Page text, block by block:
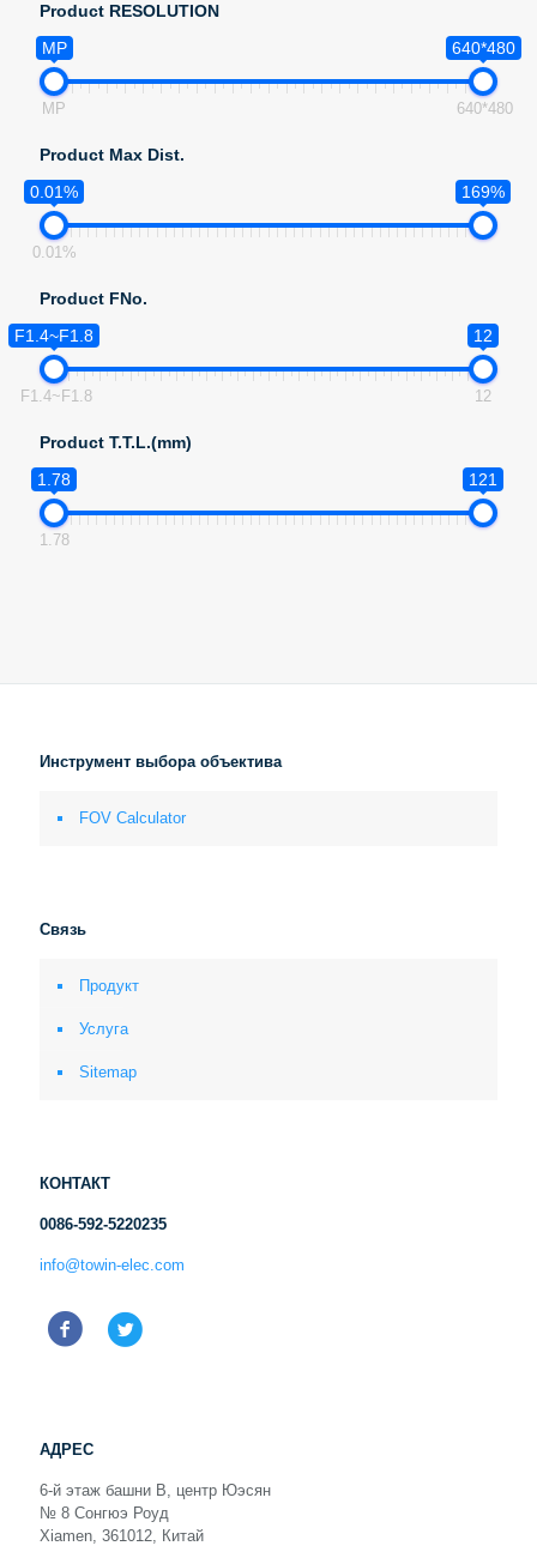
Product RESOLUTION
MP
640*480
MP 640*480
Product Max Dist.
0.01%
169%
0.01%
Product FNo.
F1.4~F1.8
12
F1.4~F1.8 12
Product T.T.L.(mm)
1.78
121
1.78
Инструмент выбора объектива
FOV Calculator
Связь
Продукт
Услуга
Sitemap
КОНТАКТ
0086-592-5220235
info@towin-elec.com
АДРЕС
6-й этаж башни B, центр Юэсян
№ 8 Сонгюэ Роуд
Xiamen, 361012, Китай